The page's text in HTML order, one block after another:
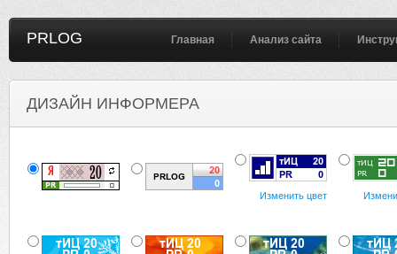
PRLOG Главная Анализ сайта
ДИЗАЙН ИНФОРМЕРА
Изменить цвет